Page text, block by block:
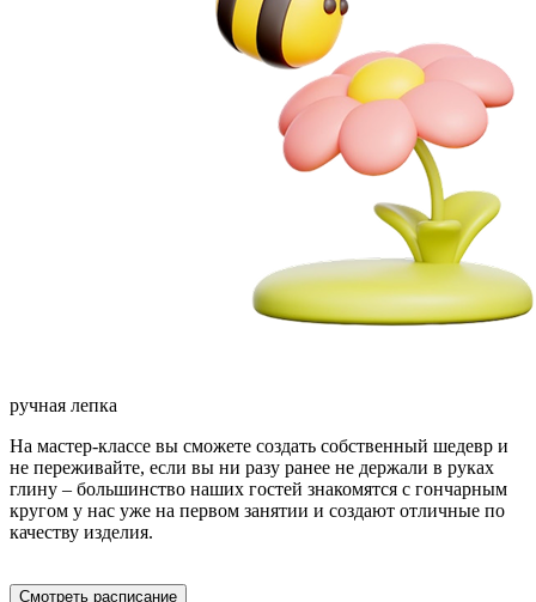
ручная лепка
На мастер-классе вы сможете создать собственный шедевр и
не переживайте, если вы ни разу ранее не держали в руках
глину – большинство наших гостей знакомятся с гончарным
кругом у нас уже на первом занятии и создают отличные по
качеству изделия.
Смотреть расписание